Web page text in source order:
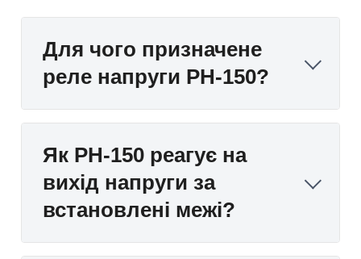
Для чого призначене
реле напруги РН-150?
Як РН-150 реагує на
вихід напруги за
встановлені межі?